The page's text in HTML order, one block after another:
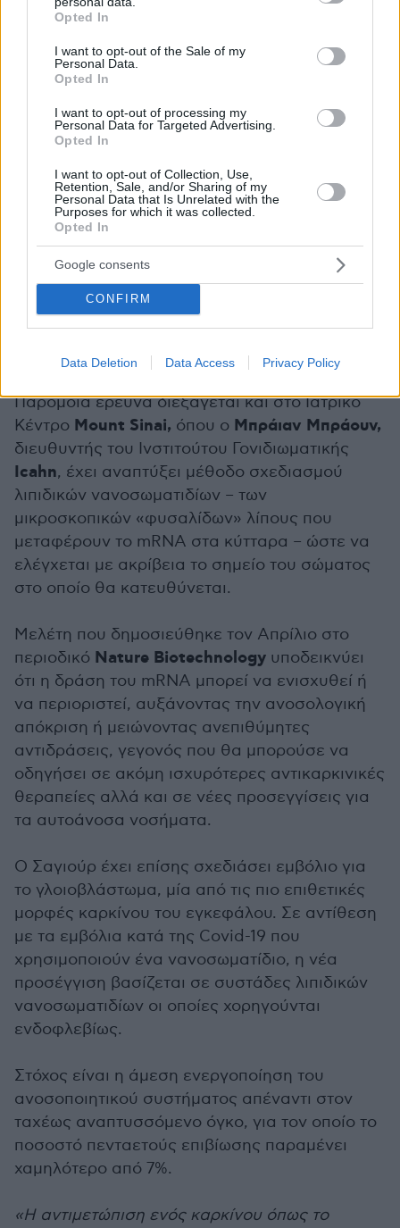
grant or deny consent to Google and its third-party tags to
use your data for below specified purposes in below Google
consent section.
Opted In
I want to opt-out of the Sale of my
Personal Data.
Opted In
I want to opt-out of processing my
Personal Data for Targeted Advertising.
Opted In
I want to opt-out of Collection, Use,
Retention, Sale, and/or Sharing of my
Personal Data that Is Unrelated with the
Purposes for which it was collected.
Opted In
Google consents
CONFIRM
Data Deletion Data Access Privacy Policy
Το λογισμικό του ανθρώπινου σώματος
Το αγγελιαφόρο ριβονουκλεϊκό οξύ, γνωστό ως
mRNA, υπάρχει φυσιολογικά σε κάθε κύτταρο
να μεταφέρει γενετικές οδηγίες από τον
πυρήνα του κυττάρου στα τμήματα που
παράγουν συγκεκριμένες πρωτεΐνες.
Ο δρ Σαγιούρ χαρακτηρίζει το mRNA ως
λογισμικό του ανθρώπινου σώματος».
εξηγεί, μπορεί να επαναπρογραμματιστεί ώστε
να εκτελεί διαφορετικές λειτουργίες, μεταξύ
των οποίων και η παραγωγή πρωτεϊνών που
εκπαιδεύουν το ανοσοποιητικό σύστημα να
επιτίθεται σε ιούς ή καρκινικά κύτταρα.
Παρόμοια έρευνα διεξάγεται και στο Ιατρικό
Κέντρο Mount Sinai, όπου ο Μπράιαν Μπράουν,
διευθυντής του Ινστιτούτου Γονιδιωματικής
Icahn, έχει αναπτύξει μέθοδο σχεδιασμού
λιπιδικών νανοσωματιδίων – των
μικροσκοπικών «φυσαλίδων» λίπους που
μεταφέρουν το mRNA στα κύτταρα – ώστε να
ελέγχεται με ακρίβεια το σημείο του σώματος
στο οποίο θα κατευθύνεται.
Μελέτη που δημοσιεύθηκε τον Απρίλιο στο
περιοδικό Nature Biotechnology υποδεικνύει
ότι η δράση του mRNA μπορεί να ενισχυθεί ή
να περιοριστεί, αυξάνοντας την ανοσολογική
απόκριση ή μειώνοντας ανεπιθύμητες
αντιδράσεις, γεγονός που θα μπορούσε να
οδηγήσει σε ακόμη ισχυρότερες αντικαρκινικές
θεραπείες αλλά και σε νέες προσεγγίσεις για
τα αυτοάνοσα νοσήματα.
Ο Σαγιούρ έχει επίσης σχεδιάσει εμβόλιο για
το γλοιοβλάστωμα, μία από τις πιο επιθετικές
μορφές καρκίνου του εγκεφάλου. Σε αντίθεση
με τα εμβόλια κατά της Covid-19 που
χρησιμοποιούν ένα νανοσωματίδιο, η νέα
προσέγγιση βασίζεται σε συστάδες λιπιδικών
νανοσωματιδίων οι οποίες χορηγούνται
ενδοφλεβίως.
Στόχος είναι η άμεση ενεργοποίηση του
ανοσοποιητικού συστήματος απέναντι στον
ταχέως αναπτυσσόμενο όγκο, για τον οποίο το
ποσοστό πενταετούς επιβίωσης παραμένει
χαμηλότερο από 7%.
«Η αντιμετώπιση ενός καρκίνου όπως το